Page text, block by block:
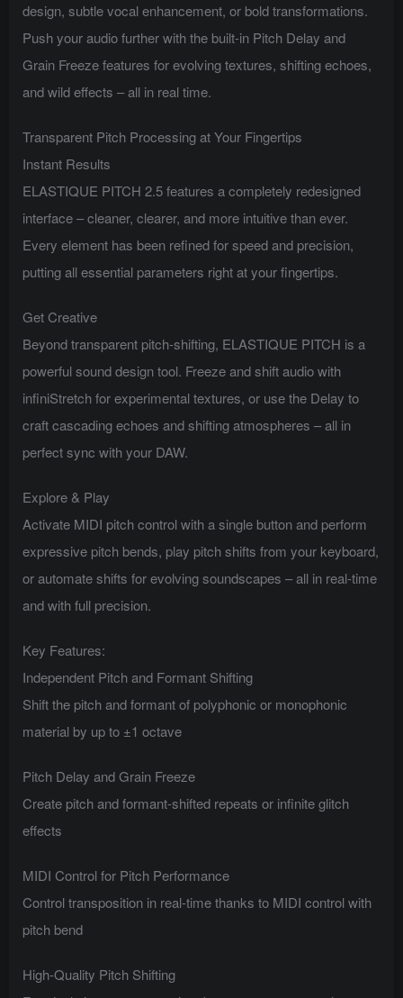
design, subtle vocal enhancement, or bold transformations.
Push your audio further with the built-in Pitch Delay and
Grain Freeze features for evolving textures, shifting echoes,
and wild effects – all in real time.
Transparent Pitch Processing at Your Fingertips
Instant Results
ELASTIQUE PITCH 2.5 features a completely redesigned
interface – cleaner, clearer, and more intuitive than ever.
Every element has been refined for speed and precision,
putting all essential parameters right at your fingertips.
Get Creative
Beyond transparent pitch-shifting, ELASTIQUE PITCH is a
powerful sound design tool. Freeze and shift audio with
infiniStretch for experimental textures, or use the Delay to
craft cascading echoes and shifting atmospheres – all in
perfect sync with your DAW.
Explore & Play
Activate MIDI pitch control with a single button and perform
expressive pitch bends, play pitch shifts from your keyboard,
or automate shifts for evolving soundscapes – all in real-time
and with full precision.
Key Features:
Independent Pitch and Formant Shifting
Shift the pitch and formant of polyphonic or monophonic
material by up to ±1 octave
Pitch Delay and Grain Freeze
Create pitch and formant-shifted repeats or infinite glitch
effects
MIDI Control for Pitch Performance
Control transposition in real-time thanks to MIDI control with
pitch bend
High-Quality Pitch Shifting